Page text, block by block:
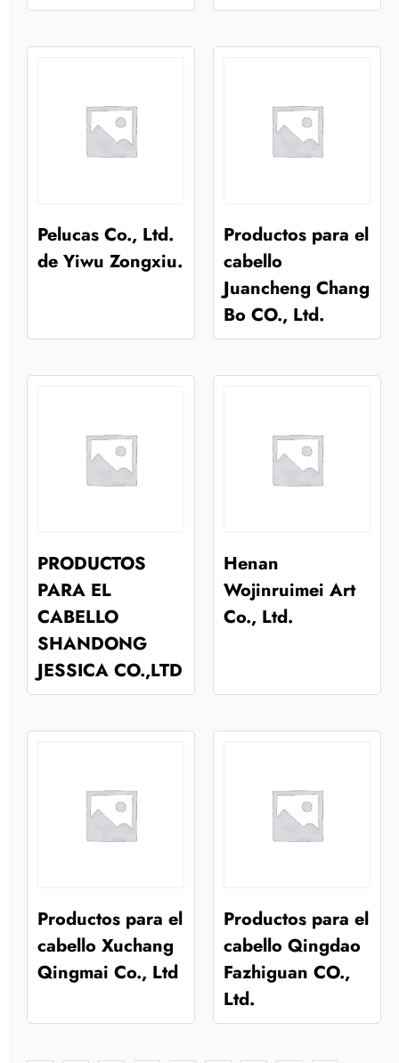
Pelucas Co., Ltd.
de Yiwu Zongxiu.
Productos para el
cabello
Juancheng Chang
Bo CO., Ltd.
PRODUCTOS
PARA EL
CABELLO
SHANDONG
JESSICA CO.,LTD
Henan
Wojinruimei Art
Co., Ltd.
Productos para el
cabello Xuchang
Qingmai Co., Ltd
Productos para el
cabello Qingdao
Fazhiguan CO.,
Ltd.